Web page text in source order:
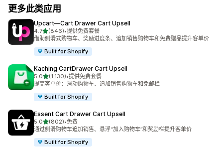
更多此类应用
Upcart—Cart Drawer Cart Upsell
4.7星（满分 5 星）
(846)
总共 846 条评论
•提供免费套餐
借助侧滑式购物车、奖励进度条、追加销售购物车和免费赠品提升客单价
Built for Shopify
Kaching CartDrawer Cart Upsell
5.0星（满分 5 星）
(1,130)
总共 1130 条评论
•提供免费套餐
提高客单价：滑动购物车、追加销售购物车和免邮栏
Built for Shopify
Essent Cart Drawer Cart Upsell
5.0星（满分 5 星）
(802)
总共 802 条评论
•免费
通过侧滑购物车追加销售、悬浮“加入购物车”和奖励栏提升客单价
Built for Shopify